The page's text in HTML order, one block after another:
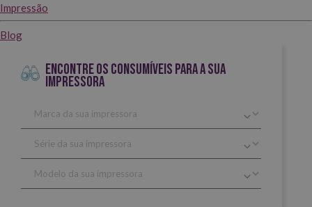
Impressão
Blog
ENCONTRE OS CONSUMÍVEIS PARA A SUA
IMPRESSORA